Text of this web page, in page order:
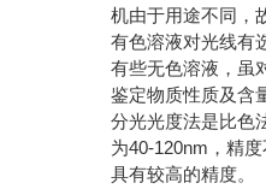
机由于用途不同，
有色溶液对光线有
有些无色溶液，虽
鉴定物质性质及含
分光光度法是比色
为40-120nm，精
具有较高的精度。